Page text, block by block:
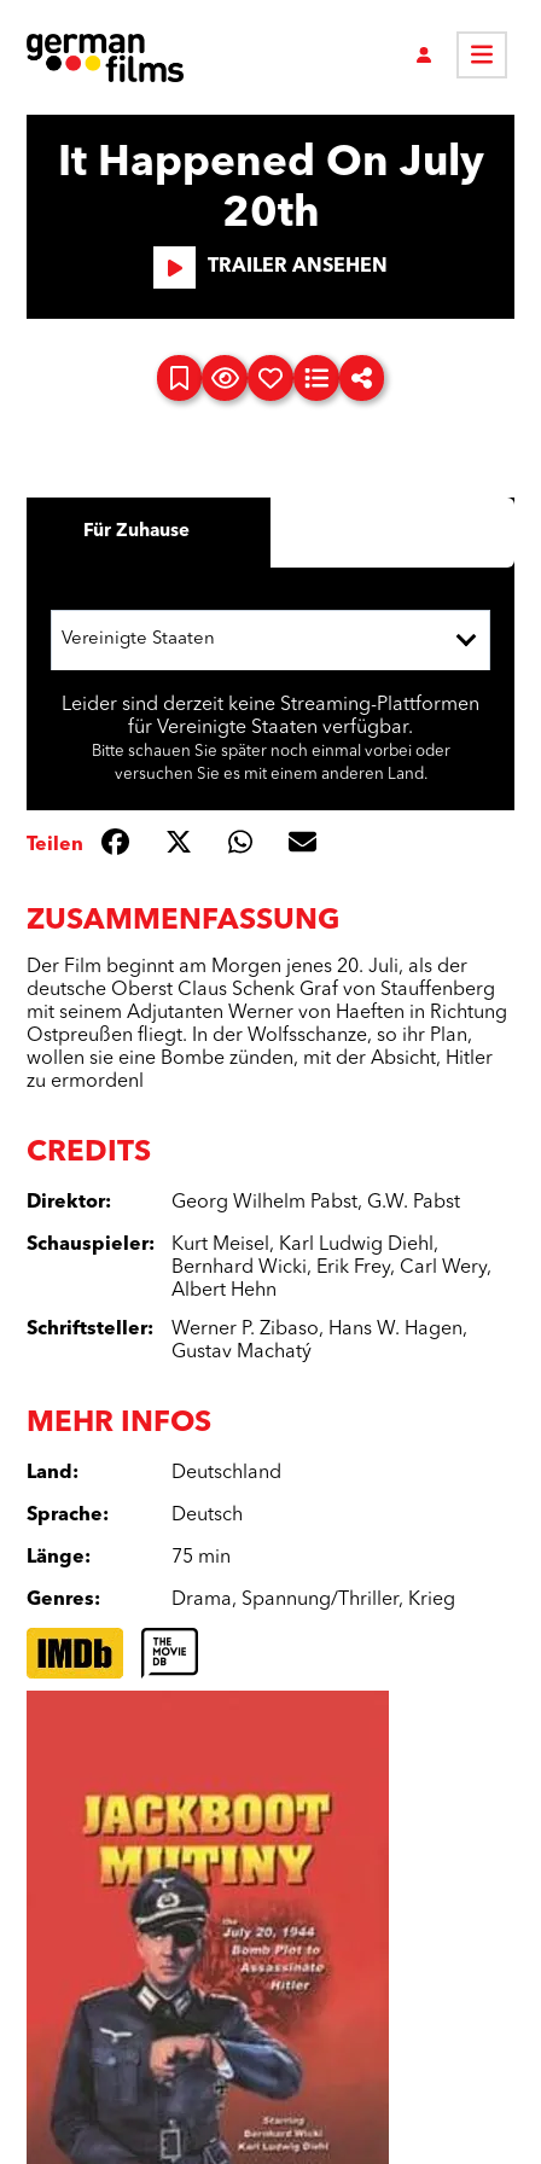
It Happened On July
20th
TRAILER ANSEHEN
ZUSAMMENFASSUNG
Der Film beginnt am Morgen jenes 20. Juli, als der
deutsche Oberst Claus Schenk Graf von Stauffenberg
mit seinem Adjutanten Werner von Haeften in Richtung
Ostpreußen fliegt. In der Wolfsschanze, so ihr Plan,
wollen sie eine Bombe zünden, mit der Absicht, Hitler
zu ermordenl
CREDITS
Direktor: Georg Wilhelm Pabst, G.W. Pabst
Schauspieler: Kurt Meisel, Karl Ludwig Diehl,
Bernhard Wicki, Erik Frey, Carl Wery,
Albert Hehn
Schriftsteller: Werner P. Zibaso, Hans W. Hagen,
Gustav Machatý
MEHR INFOS
Land: Deutschland
Sprache: Deutsch
Länge: 75 min
Genres: Drama, Spannung/Thriller, Krieg
Für Zuhause
Vereinigte Staaten
Leider sind derzeit keine Streaming-Plattformen
für Vereinigte Staaten verfügbar.
Bitte schauen Sie später noch einmal vorbei oder
versuchen Sie es mit einem anderen Land.
Teilen